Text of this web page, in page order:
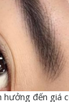
hưởng đến giá